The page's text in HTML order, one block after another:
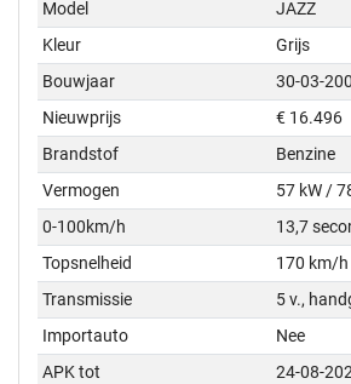
Model
JAZZ
Kleur
Grijs
Bouwjaar
30-03-
Nieuwprijs
€ 16.496
Brandstof
Benzine
Vermogen
57 kW /
0-100km/h
13,7
Topsnelheid
170 km/h
Transmissie
5 v.,
Importauto
Nee
APK tot
24-08-